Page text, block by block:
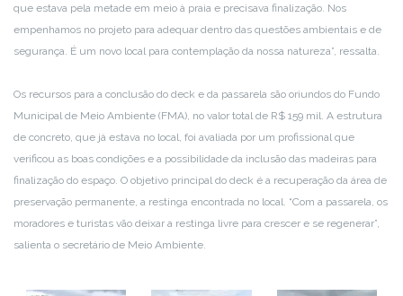
que estava pela metade em meio à praia e precisava finalização. Nos
empenhamos no projeto para adequar dentro das questões ambientais e de
segurança. É um novo local para contemplação da nossa natureza”, ressalta.
Os recursos para a conclusão do deck e da passarela são oriundos do Fundo
Municipal de Meio Ambiente (FMA), no valor total de R$ 159 mil. A estrutura
de concreto, que já estava no local, foi avaliada por um profissional que
verificou as boas condições e a possibilidade da inclusão das madeiras para
finalização do espaço. O objetivo principal do deck é a recuperação da área de
preservação permanente, a restinga encontrada no local. “Com a passarela, os
moradores e turistas vão deixar a restinga livre para crescer e se regenerar”,
salienta o secretário de Meio Ambiente.